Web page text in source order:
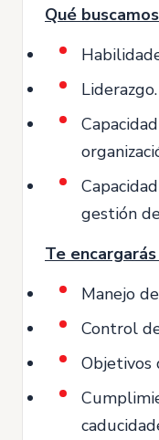
Qué
Liderazgo.
gestión
Te
Manejo
Control
Objetivos